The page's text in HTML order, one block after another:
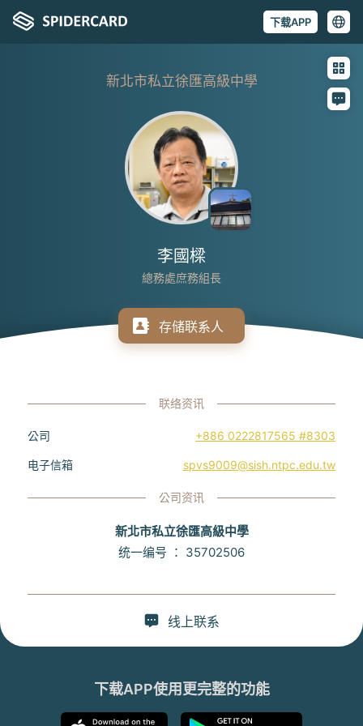
下载APP
新北市私立徐匯高級中學
李國樑
總務處庶務組長
存储联系人
联络资讯
公司 +886 0222817565 #8303
电子信箱 spvs9009@sish.ntpc.edu.tw
公司资讯
新北市私立徐匯高級中學
统一编号 ： 35702506
线上联系
下载APP使用更完整的功能